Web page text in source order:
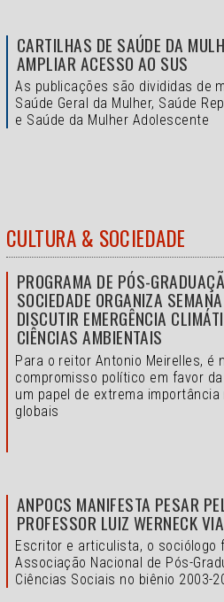
CARTILHAS DE SAÚDE DA
AMPLIAR ACESSO AO SUS
As publicações são divididas de
Saúde Geral da Mulher, Saúde
e Saúde da Mulher Adolescente
CULTURA & SOCIEDADE
PROGRAMA DE PÓS-
SOCIEDADE ORGANIZA
DISCUTIR EMERGÊNCIA
CIÊNCIAS AMBIENTAIS
Para o reitor Antonio Meirelles, é
compromisso político em favor
um papel de extrema
globais
ANPOCS MANIFESTA PESAR
PROFESSOR LUIZ WERNECK
Escritor e articulista, o sociólogo
Associação Nacional de Pós-
Ciências Sociais no biênio 2003-